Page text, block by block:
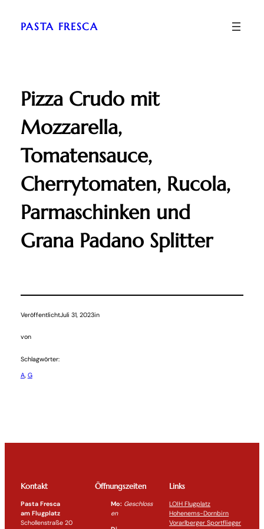
Inhalt
springen
PASTA FRESCA
Pizza Crudo mit
Mozzarella,
Tomatensauce,
Cherrytomaten, Rucola,
Parmaschinken und
Grana Padano Splitter
VeröffentlichtJuli 31, 2023in
von
Schlagwörter:
A, G
Kontakt
Pasta Fresca
am Flugplatz
Schollenstraße 20
Öffnungszeiten
Mo: Geschloss
en
Links
LOIH Flugplatz
Hohenems-Dornbirn
Vorarlberger Sportflieger